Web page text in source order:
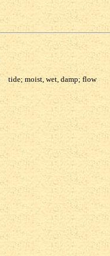
tide; moist, wet, damp; flow